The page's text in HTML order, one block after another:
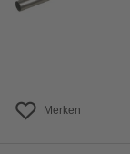
Merken